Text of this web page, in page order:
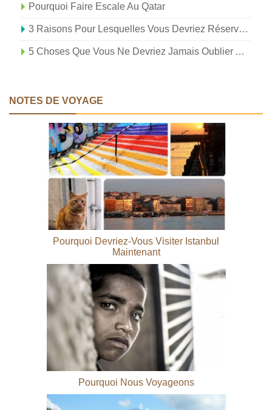
Pourquoi Faire Escale Au Qatar
3 Raisons Pour Lesquelles Vous Devriez Réserver Une Location À Temps Partagé À Maui
5 Choses Que Vous Ne Devriez Jamais Oublier Avant Un Voyage
NOTES DE VOYAGE
Pourquoi Devriez-Vous Visiter Istanbul
Maintenant
Pourquoi Nous Voyageons